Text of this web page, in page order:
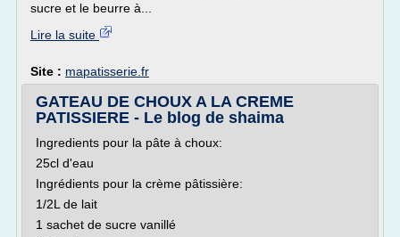
sucre et le beurre à...
Lire la suite
Site : mapatisserie.fr
GATEAU DE CHOUX A LA CREME
PATISSIERE - Le blog de shaima
Ingredients pour la pâte à choux:
25cl d'eau
Ingrédients pour la crème pâtissière:
1/2L de lait
1 sachet de sucre vanillé